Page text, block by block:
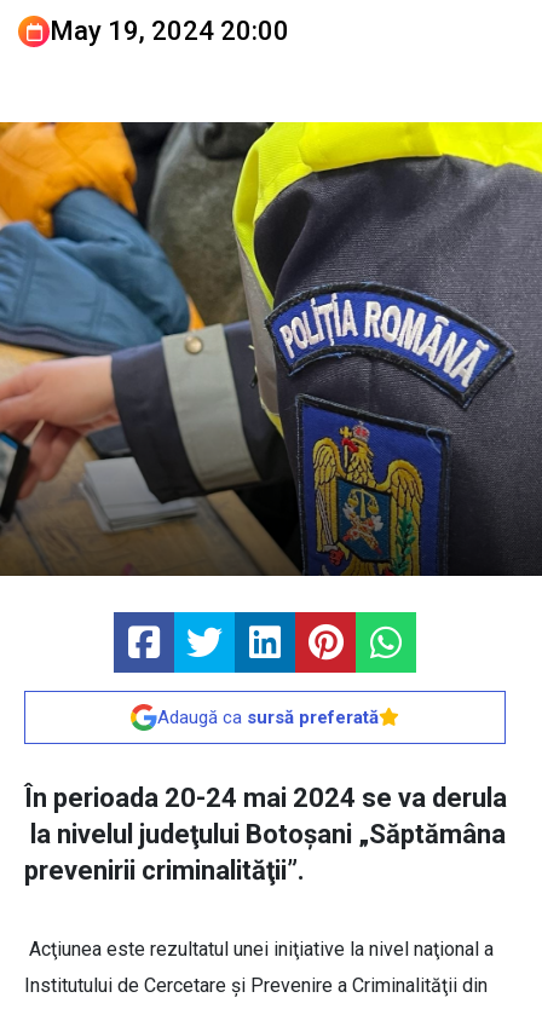
May 19, 2024 20:00
Adaugă ca sursă preferată
În perioada 20-24 mai 2024 se va derula
la nivelul judeţului Botoşani „Săptămâna
prevenirii criminalităţii”.
Acţiunea este rezultatul unei iniţiative la nivel naţional a
Institutului de Cercetare şi Prevenire a Criminalităţii din